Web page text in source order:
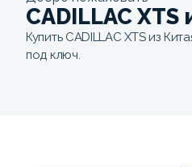
CADILLAC XTS
Купить CADILLAC XTS из
под ключ.